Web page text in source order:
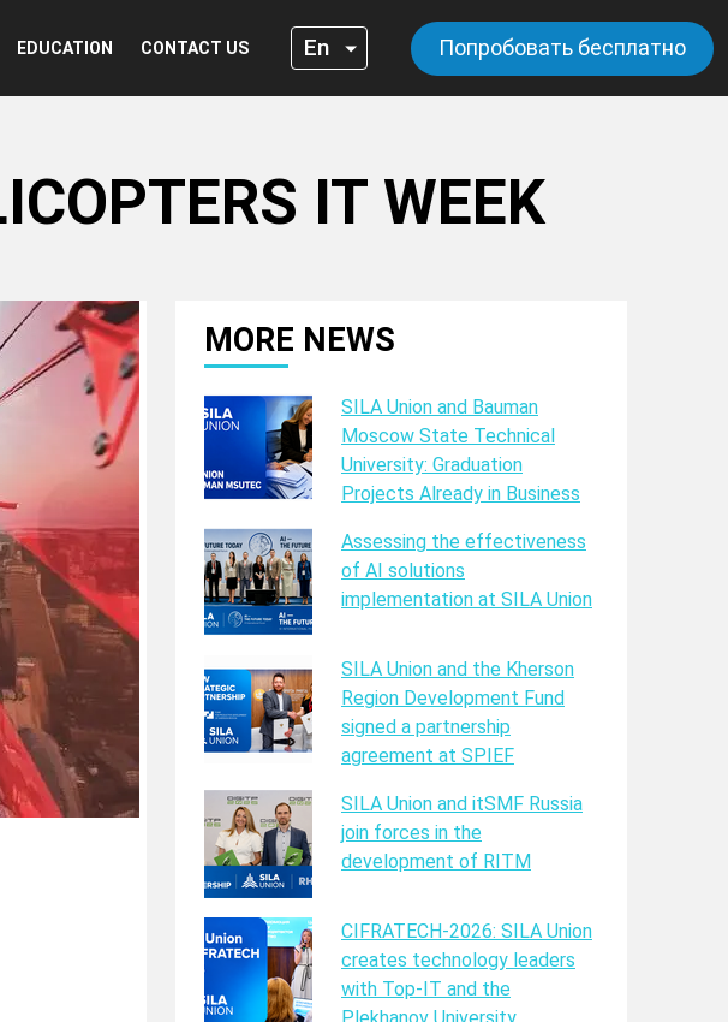
EDUCATION CONTACT US Попробовать бесплатно
IT WEEK
MORE NEWS
SILA Union and Bauman
Moscow State Technical
University: Graduation
Projects Already in Business
Assessing the effectiveness
of AI solutions
implementation at SILA Union
SILA Union and the Kherson
Region Development Fund
signed a partnership
agreement at SPIEF
SILA Union and itSMF Russia
join forces in the
development of RITM
CIFRATECH-2026: SILA Union
creates technology leaders
with Top-IT and the
Plekhanov University